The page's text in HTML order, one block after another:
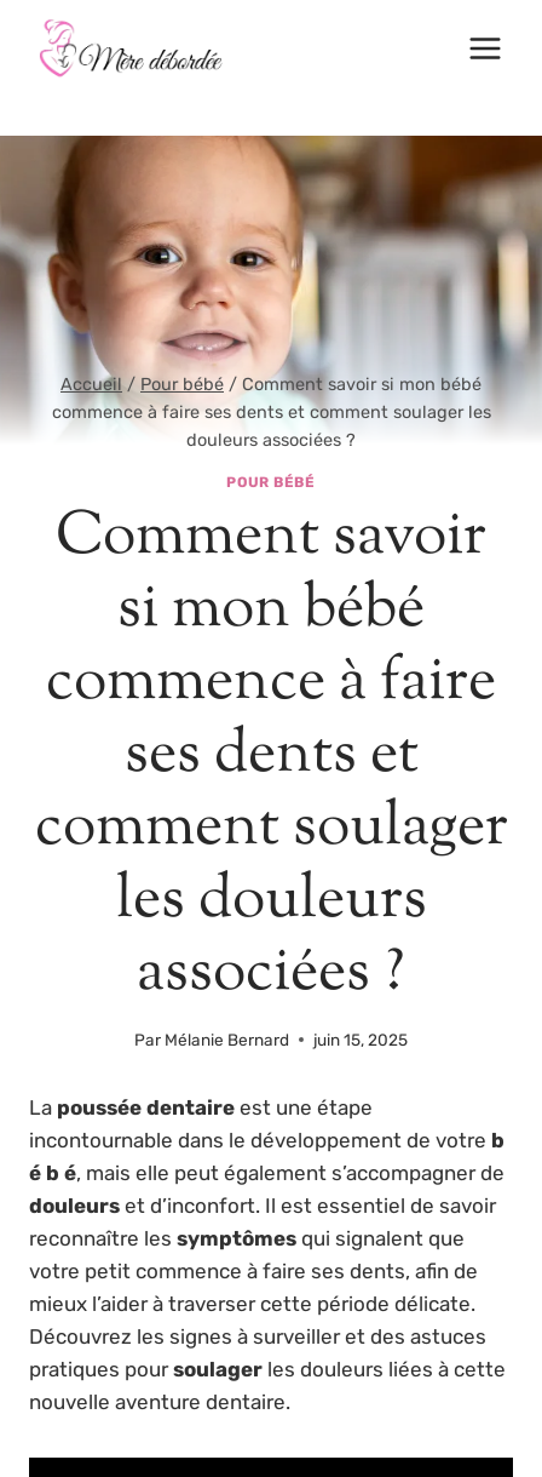
contenu
Accueil / Pour bébé / Comment savoir si mon bébé
commence à faire ses dents et comment soulager les
douleurs associées ?
POUR BÉBÉ
Comment savoir
si mon bébé
commence à faire
ses dents et
comment soulager
les douleurs
associées ?
Par Mélanie Bernard juin 15, 2025
La poussée dentaire est une étape
incontournable dans le développement de votre b
é b é, mais elle peut également s’accompagner de
douleurs et d’inconfort. Il est essentiel de savoir
reconnaître les symptômes qui signalent que
votre petit commence à faire ses dents, afin de
mieux l’aider à traverser cette période délicate.
Découvrez les signes à surveiller et des astuces
pratiques poursoulager les douleurs liées à cette
nouvelle aventure dentaire.